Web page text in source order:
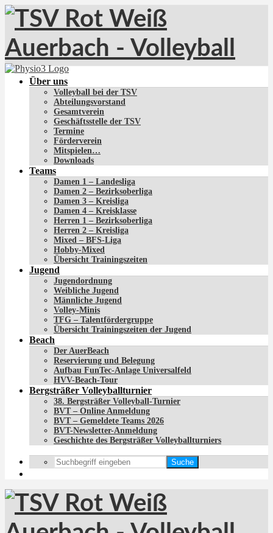
Über uns
Volleyball bei der TSV
Abteilungsvorstand
Gesamtverein
Geschäftsstelle der TSV
Termine
Förderverein
Mitspielen…
Downloads
Teams
Damen 1 – Landesliga
Damen 2 – Bezirksoberliga
Damen 3 – Kreisliga
Damen 4 – Kreisklasse
Herren 1 – Bezirksoberliga
Herren 2 – Kreisliga
Mixed – BFS-Liga
Hobby-Mixed
Übersicht Trainingszeiten
Jugend
Jugendordnung
Weibliche Jugend
Männliche Jugend
Volley-Minis
TFG – Talentfördergruppe
Übersicht Trainingszeiten der Jugend
Beach
Der AuerBeach
Reservierung und Belegung
Aufbau FunTec-Anlage Universalfeld
HVV-Beach-Tour
Bergsträßer Volleyballturnier
38. Bergsträßer Volleyball-Turnier
BVT – Online Anmeldung
BVT – Gemeldete Teams 2026
BVT-Newsletter-Anmeldung
Geschichte des Bergsträßer Volleyballturniers
Suche